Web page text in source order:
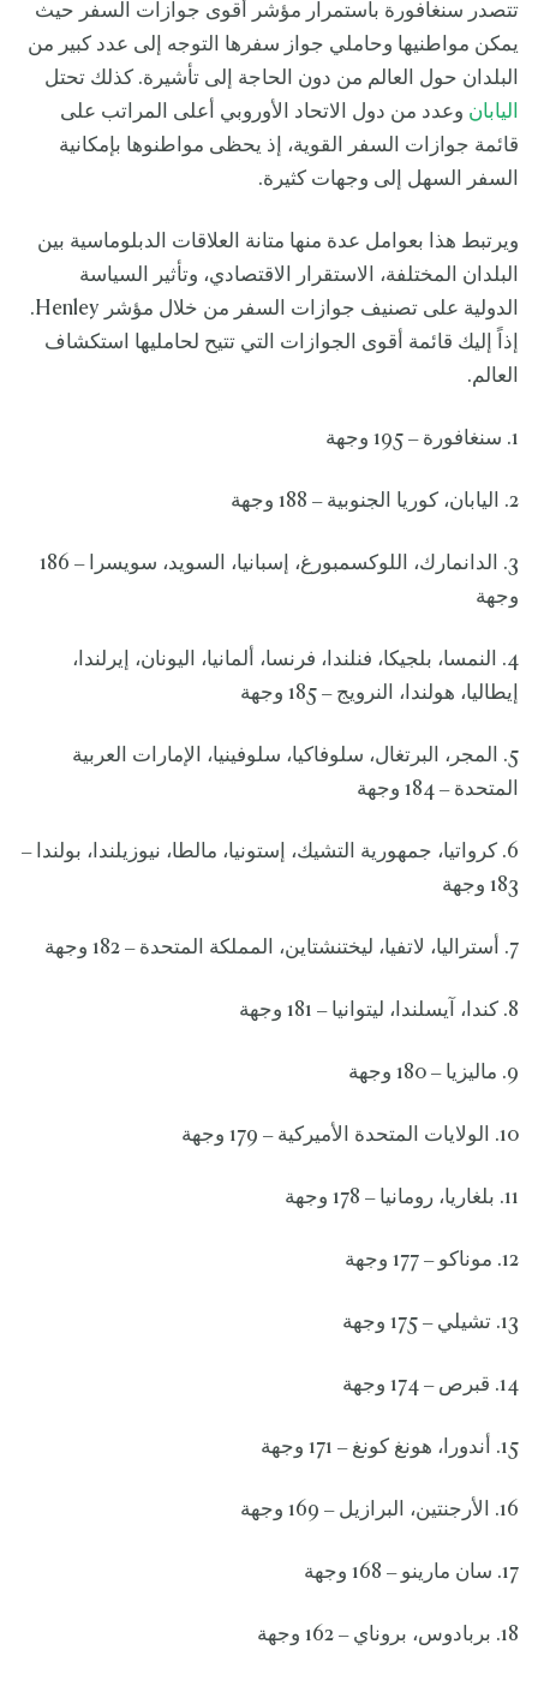
تتصدر سنغافورة باستمرار مؤشر أقوى جوازات السفر حيث
يمكن مواطنيها وحاملي جواز سفرها التوجه إلى عدد كبير من
البلدان حول العالم من دون الحاجة إلى تأشيرة. كذلك تحتل
اليابان وعدد من دول الاتحاد الأوروبي أعلى المراتب على
قائمة جوازات السفر القوية، إذ يحظى مواطنوها بإمكانية
السفر السهل إلى وجهات كثيرة.
ويرتبط هذا بعوامل عدة منها متانة العلاقات الدبلوماسية بين
البلدان المختلفة، الاستقرار الاقتصادي، وتأثير السياسة
الدولية على تصنيف جوازات السفر من خلال مؤشر Henley.
إذاً إليك قائمة أقوى الجوازات التي تتيح لحامليها استكشاف
العالم.
1. سنغافورة – 195 وجهة
2. اليابان، كوريا الجنوبية – 188 وجهة
3. الدانمارك، اللوكسمبورغ، إسبانيا، السويد، سويسرا – 186
وجهة
4. النمسا، بلجيكا، فنلندا، فرنسا، ألمانيا، اليونان، إيرلندا،
إيطاليا، هولندا، النرويج – 185 وجهة
5. المجر، البرتغال، سلوفاكيا، سلوفينيا، الإمارات العربية
المتحدة – 184 وجهة
6. كرواتيا، جمهورية التشيك، إستونيا، مالطا، نيوزيلندا، بولندا –
183 وجهة
7. أستراليا، لاتفيا، ليختنشتاين، المملكة المتحدة – 182 وجهة
8. كندا، آيسلندا، ليتوانيا – 181 وجهة
9. ماليزيا – 180 وجهة
10. الولايات المتحدة الأميركية – 179 وجهة
11. بلغاريا، رومانيا – 178 وجهة
12. موناكو – 177 وجهة
13. تشيلي – 175 وجهة
14. قبرص – 174 وجهة
15. أندورا، هونغ كونغ – 171 وجهة
16. الأرجنتين، البرازيل – 169 وجهة
17. سان مارينو – 168 وجهة
18. بربادوس، بروناي – 162 وجهة